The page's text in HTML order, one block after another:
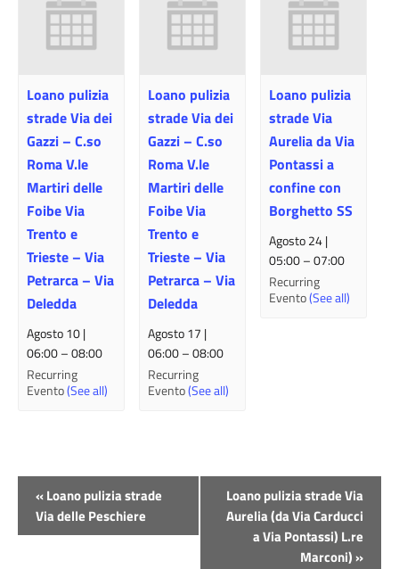
Loano pulizia
strade Via dei
Gazzi – C.so
Roma V.le
Martiri delle
Foibe Via
Trento e
Trieste – Via
Petrarca – Via
Deledda
Agosto 10 |
06:00–08:00
Recurring
Evento(See all)
Loano pulizia
strade Via dei
Gazzi – C.so
Roma V.le
Martiri delle
Foibe Via
Trento e
Trieste – Via
Petrarca – Via
Deledda
Agosto 17 |
06:00–08:00
Recurring
Evento(See all)
Loano pulizia
strade Via
Aurelia da Via
Pontassi a
confine con
Borghetto SS
Agosto 24 |
05:00–07:00
Recurring
Evento(See all)
Evento
Navigazione
«Loano pulizia strade
Via delle Peschiere
Loano pulizia strade Via
Aurelia (da Via Carducci
a Via Pontassi) L.re
Marconi)»